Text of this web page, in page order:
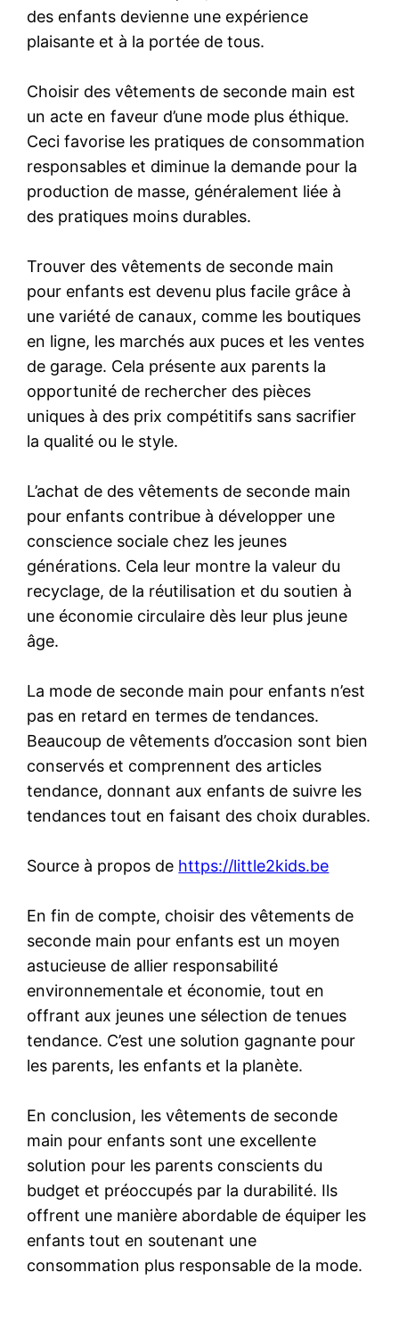
des enfants devienne une expérience
plaisante et à la portée de tous.
Choisir des vêtements de seconde main est
un acte en faveur d’une mode plus éthique.
Ceci favorise les pratiques de consommation
responsables et diminue la demande pour la
production de masse, généralement liée à
des pratiques moins durables.
Trouver des vêtements de seconde main
pour enfants est devenu plus facile grâce à
une variété de canaux, comme les boutiques
en ligne, les marchés aux puces et les ventes
de garage. Cela présente aux parents la
opportunité de rechercher des pièces
uniques à des prix compétitifs sans sacrifier
la qualité ou le style.
L’achat de des vêtements de seconde main
pour enfants contribue à développer une
conscience sociale chez les jeunes
générations. Cela leur montre la valeur du
recyclage, de la réutilisation et du soutien à
une économie circulaire dès leur plus jeune
âge.
La mode de seconde main pour enfants n’est
pas en retard en termes de tendances.
Beaucoup de vêtements d’occasion sont bien
conservés et comprennent des articles
tendance, donnant aux enfants de suivre les
tendances tout en faisant des choix durables.
Source à propos de https://little2kids.be
En fin de compte, choisir des vêtements de
seconde main pour enfants est un moyen
astucieuse de allier responsabilité
environnementale et économie, tout en
offrant aux jeunes une sélection de tenues
tendance. C’est une solution gagnante pour
les parents, les enfants et la planète.
En conclusion, les vêtements de seconde
main pour enfants sont une excellente
solution pour les parents conscients du
budget et préoccupés par la durabilité. Ils
offrent une manière abordable de équiper les
enfants tout en soutenant une
consommation plus responsable de la mode.